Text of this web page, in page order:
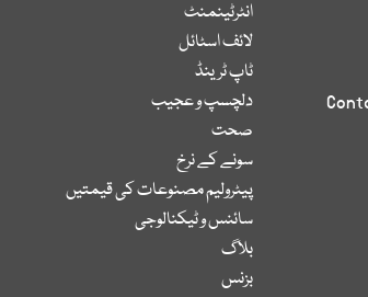
انٹرٹینمنٹ
لائف اسٹائل
ٹاپ ٹرینڈ
دلچسپ و عجیب
صحت
سونے کے نرخ
پیٹرولیم مصنوعات کی قیمتیں
سائنس و ٹیکنالوجی
بلاگ
بزنس